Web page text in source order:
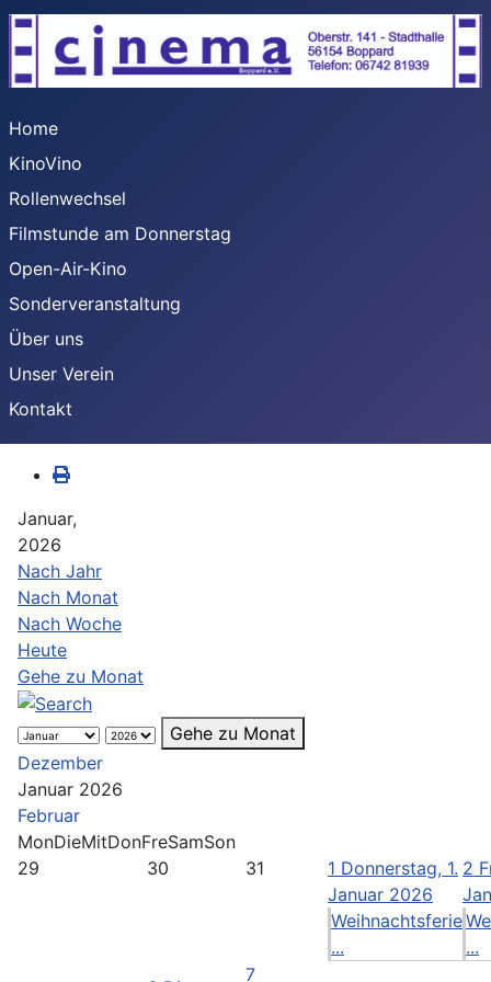
Home
KinoVino
Rollenwechsel
Filmstunde am Donnerstag
Open-Air-Kino
Sonderveranstaltung
Über uns
Unser Verein
Kontakt
Januar,
2026
Nach Jahr
Nach Monat
Nach Woche
Heute
Gehe zu Monat
Gehe zu Monat
Dezember
Januar 2026
Februar
MonDieMitDonFreSamSon
29
30 31 1 Donnerstag, 1.
Januar 2026
Weihnachtsferie
...
2
...
7